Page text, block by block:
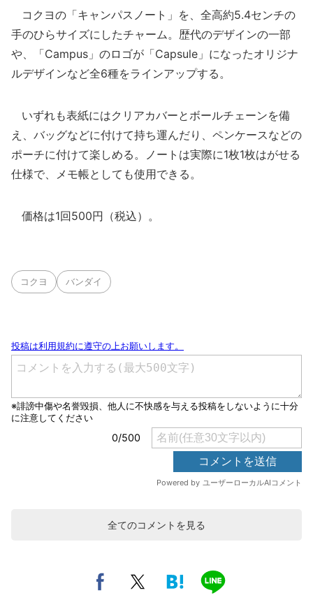
コクヨの「キャンパスノート」を、全高約5.4センチの
手のひらサイズにしたチャーム。歴代のデザインの一部
や、「Campus」のロゴが「Capsule」になったオリジナ
ルデザインなど全6種をラインアップする。
いずれも表紙にはクリアカバーとボールチェーンを備
え、バッグなどに付けて持ち運んだり、ペンケースなどの
ポーチに付けて楽しめる。ノートは実際に1枚1枚はがせる
仕様で、メモ帳としても使用できる。
価格は1回500円（税込）。
コクヨ バンダイ
全てのコメントを見る